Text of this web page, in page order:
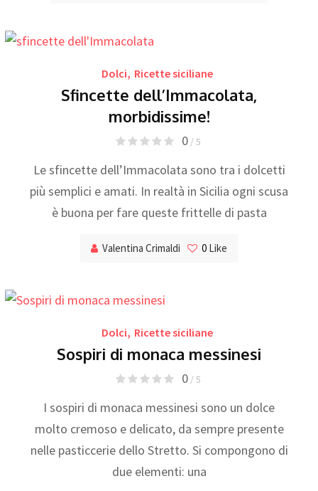
Dolci, Ricette siciliane
Sfincette dell’Immacolata,
morbidissime!
0/ 5
Le sfincette dell’Immacolata sono tra i dolcetti
più semplici e amati. In realtà in Sicilia ogni scusa
è buona per fare queste frittelle di pasta
Valentina Crimaldi 0 Like
Dolci, Ricette siciliane
Sospiri di monaca messinesi
0/ 5
I sospiri di monaca messinesi sono un dolce
molto cremoso e delicato, da sempre presente
nelle pasticcerie dello Stretto. Si compongono di
due elementi: una